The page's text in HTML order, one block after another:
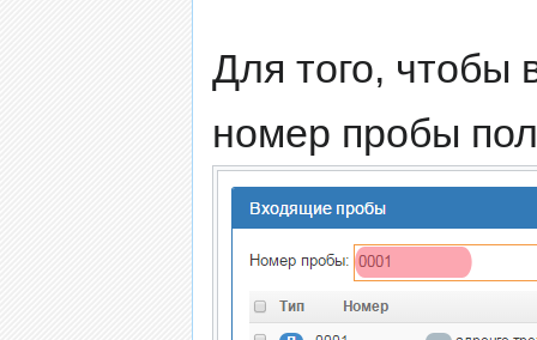
Для того, чтобы
номер пробы